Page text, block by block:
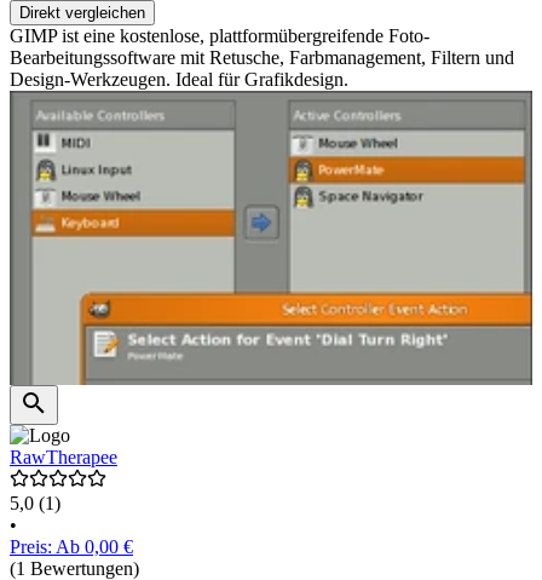
Direkt vergleichen
GIMP ist eine kostenlose, plattformübergreifende Foto-
Bearbeitungssoftware mit Retusche, Farbmanagement, Filtern und
Design-Werkzeugen. Ideal für Grafikdesign.
RawTherapee
5,0 (1)
•
Preis: Ab 0,00 €
(1 Bewertungen)